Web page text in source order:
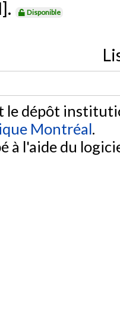
Disponible
le dépôt
Montréal.
à l'aide du